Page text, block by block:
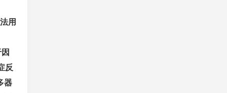
用
反
器